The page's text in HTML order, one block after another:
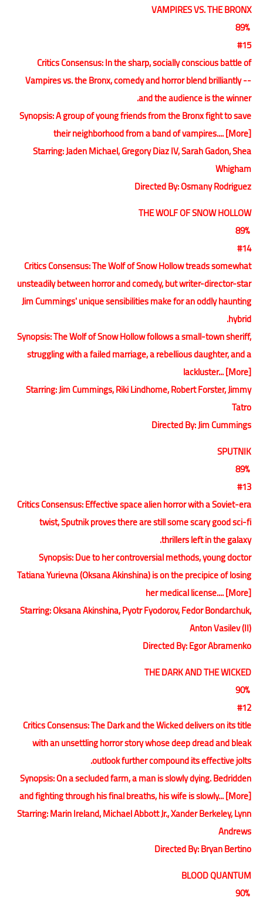
VAMPIRES VS. THE BRONX
89%
#15
Critics Consensus: In the sharp, socially conscious battle of
Vampires vs. the Bronx, comedy and horror blend brilliantly --
and the audience is the winner.
Synopsis: A group of young friends from the Bronx fight to save
their neighborhood from a band of vampires.... [More]
Starring: Jaden Michael, Gregory Diaz IV, Sarah Gadon, Shea
Whigham
Directed By: Osmany Rodriguez
THE WOLF OF SNOW HOLLOW
89%
#14
Critics Consensus: The Wolf of Snow Hollow treads somewhat
unsteadily between horror and comedy, but writer-director-star
Jim Cummings' unique sensibilities make for an oddly haunting
hybrid.
Synopsis: The Wolf of Snow Hollow follows a small-town sheriff,
struggling with a failed marriage, a rebellious daughter, and a
lackluster... [More]
Starring: Jim Cummings, Riki Lindhome, Robert Forster, Jimmy
Tatro
Directed By: Jim Cummings
SPUTNIK
89%
#13
Critics Consensus: Effective space alien horror with a Soviet-era
twist, Sputnik proves there are still some scary good sci-fi
thrillers left in the galaxy.
Synopsis: Due to her controversial methods, young doctor
Tatiana Yurievna (Oksana Akinshina) is on the precipice of losing
her medical license.... [More]
Starring: Oksana Akinshina, Pyotr Fyodorov, Fedor Bondarchuk,
Anton Vasilev (II)
Directed By: Egor Abramenko
THE DARK AND THE WICKED
90%
#12
Critics Consensus: The Dark and the Wicked delivers on its title
with an unsettling horror story whose deep dread and bleak
outlook further compound its effective jolts.
Synopsis: On a secluded farm, a man is slowly dying. Bedridden
and fighting through his final breaths, his wife is slowly... [More]
Starring: Marin Ireland, Michael Abbott Jr., Xander Berkeley, Lynn
Andrews
Directed By: Bryan Bertino
BLOOD QUANTUM
90%